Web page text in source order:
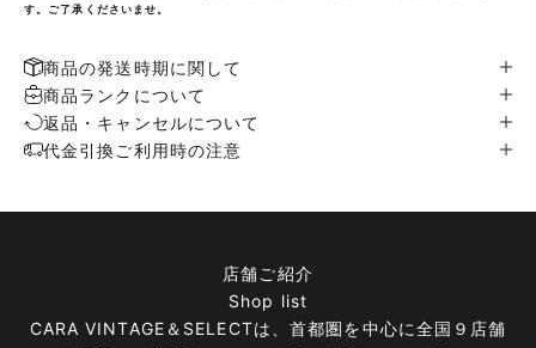
す。ご了承くださいませ。
商品の発送時期に関して
商品ランクについて
返品・キャンセルについて
代金引換ご利用時の注意
店舗ご紹介
Shop list
CARA VINTAGE＆SELECTは、首都圏を中心に全国９店舗